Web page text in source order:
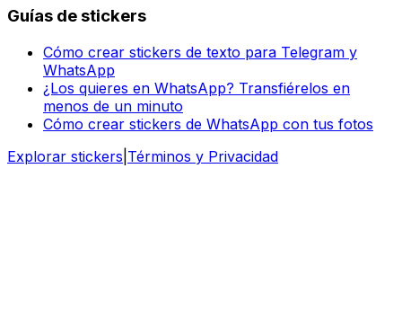
Guías de stickers
Cómo crear stickers de texto para Telegram y
WhatsApp
¿Los quieres en WhatsApp? Transfiérelos en
menos de un minuto
Cómo crear stickers de WhatsApp con tus fotos
Explorar stickers Términos y Privacidad